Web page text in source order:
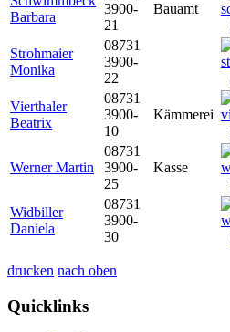
Barbara
3900-
21
Bauamt
Strohmaier
Monika
08731
3900-
22
Vierthaler
Beatrix
08731
3900-
10
Kämmerei
Werner Martin
08731
3900-
25
Kasse
Widbiller
Daniela
08731
3900-
30
drucken nach oben
Quicklinks